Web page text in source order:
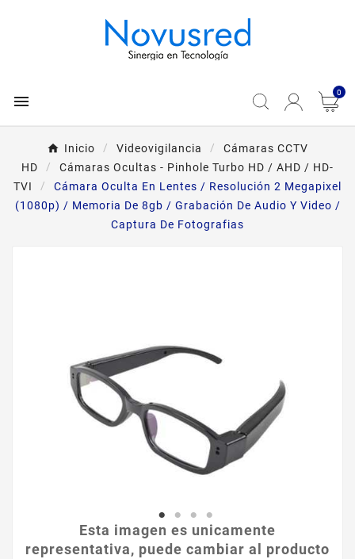
 0
Inicio Videovigilancia
Cámaras CCTV
HD
Cámaras Ocultas - Pinhole Turbo HD / AHD / HD-
TVI
Cámara Oculta En Lentes / Resolución 2 Megapixel
(1080p) / Memoria De 8gb / Grabación De Audio Y Video /
Captura De Fotografias
Esta imagen es unicamente
representativa, puede cambiar al producto